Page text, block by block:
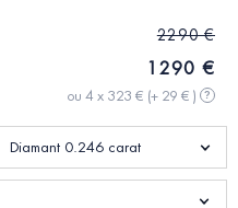
2290 €
1290 €
ou 4 x 323 € (+ 29 € ) ?
Diamant 0.246 carat